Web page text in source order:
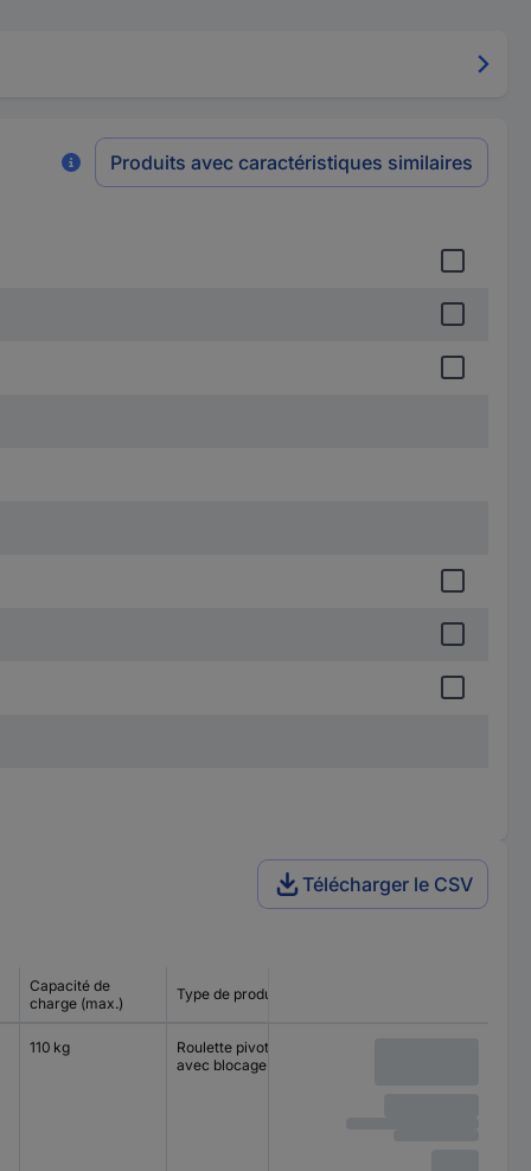
Produits avec caractéristiques similaires
Télécharger le CSV
Capacité de
charge (max.)
Type de produit
110 kg
Roulette pivotante
avec blocage